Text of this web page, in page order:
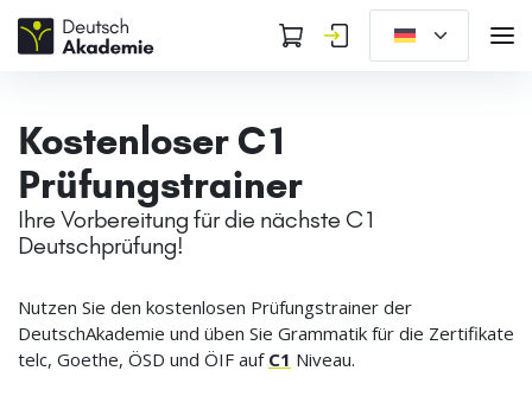
Kostenloser C1
Prüfungstrainer
Ihre Vorbereitung für die nächste C1
Deutschprüfung!
Nutzen Sie den kostenlosen Prüfungstrainer der
DeutschAkademie und üben Sie Grammatik für die Zertifikate
telc, Goethe, ÖSD und ÖIF auf C1 Niveau.